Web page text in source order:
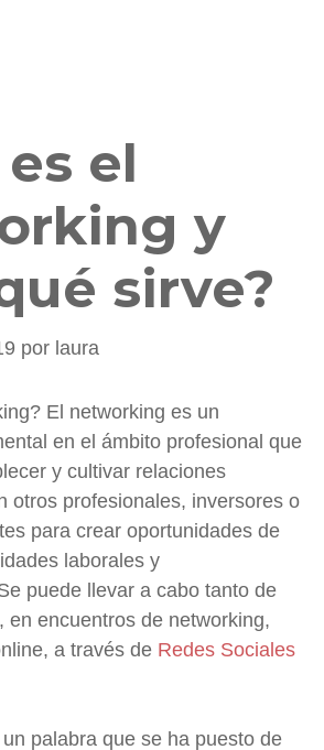
el
y
sirve?
por laura
El networking es un
en el ámbito profesional que
y cultivar relaciones
otros profesionales, inversores o
para crear oportunidades de
laborales y
puede llevar a cabo tanto de
en encuentros de networking,
a través de Redes Sociales
palabra que se ha puesto de